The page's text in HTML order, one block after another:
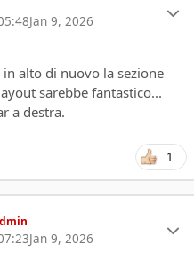
Jan 9, 2026
alto di nuovo la sezione
sarebbe fantastico...
a destra.
1
Jan 9, 2026